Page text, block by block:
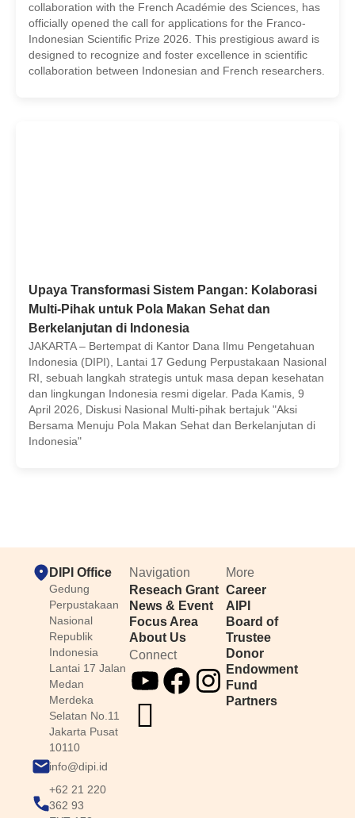
collaboration with the French Académie des Sciences, has
officially opened the call for applications for the Franco-
Indonesian Scientific Prize 2026. This prestigious award is
designed to recognize and foster excellence in scientific
collaboration between Indonesian and French researchers.
Upaya Transformasi Sistem Pangan: Kolaborasi
Multi-Pihak untuk Pola Makan Sehat dan
Berkelanjutan di Indonesia
JAKARTA – Bertempat di Kantor Dana Ilmu Pengetahuan
Indonesia (DIPI), Lantai 17 Gedung Perpustakaan Nasional
RI, sebuah langkah strategis untuk masa depan kesehatan
dan lingkungan Indonesia resmi digelar. Pada Kamis, 9
April 2026, Diskusi Nasional Multi-pihak bertajuk "Aksi
Bersama Menuju Pola Makan Sehat dan Berkelanjutan di
Indonesia"
DIPI Office
Gedung
Perpustakaan
Nasional
Republik
Indonesia
Lantai 17 Jalan
Medan
Merdeka
Selatan No.11
Jakarta Pusat
10110
info@dipi.id
+62 21 220
362 93
Navigation
Reseach Grant
News & Event
Focus Area
About Us
Connect
More
Career
AIPI
Board of
Trustee
Donor
Endowment
Fund
Partners